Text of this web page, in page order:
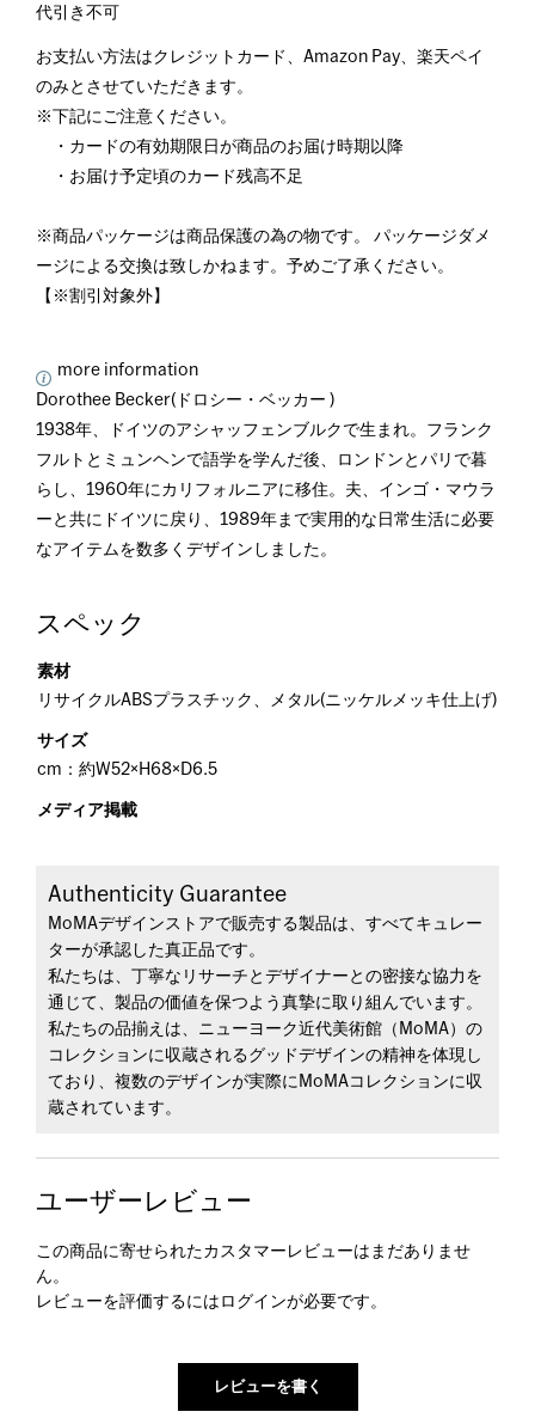
代引き不可
お支払い方法はクレジットカード、Amazon Pay、楽天ペイ
のみとさせていただきます。
※下記にご注意ください。
・カードの有効期限日が商品のお届け時期以降
・お届け予定頃のカード残高不足
※商品パッケージは商品保護の為の物です。 パッケージダメ
ージによる交換は致しかねます。予めご了承ください。
【※割引対象外】
more information
Dorothee Becker(ドロシー・ベッカー )
1938年、ドイツのアシャッフェンブルクで生まれ。フランク
フルトとミュンヘンで語学を学んだ後、ロンドンとパリで暮
らし、1960年にカリフォルニアに移住。夫、インゴ・マウラ
ーと共にドイツに戻り、1989年まで実用的な日常生活に必要
なアイテムを数多くデザインしました。
スペック
素材
リサイクルABSプラスチック、メタル(ニッケルメッキ仕上げ)
サイズ
cm：約W52×H68×D6.5
メディア掲載
Authenticity Guarantee
MoMAデザインストアで販売する製品は、すべてキュレー
ターが承認した真正品です。
私たちは、丁寧なリサーチとデザイナーとの密接な協力を
通じて、製品の価値を保つよう真摯に取り組んでいます。
私たちの品揃えは、ニューヨーク近代美術館（MoMA）の
コレクションに収蔵されるグッドデザインの精神を体現し
ており、複数のデザインが実際にMoMAコレクションに収
蔵されています。
ユーザーレビュー
この商品に寄せられたカスタマーレビューはまだありませ
ん。
レビューを評価するには ログインが必要です。